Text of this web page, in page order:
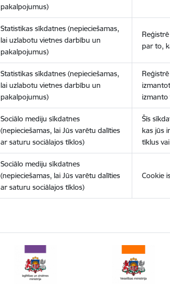
pakalpojumus)
Statistikas sīkdatnes (nepieciešamas,
lai uzlabotu vietnes darbību un
pakalpojumus)
par to,
Statistikas sīkdatnes (nepieciešamas,
lai uzlabotu vietnes darbību un
pakalpojumus)
izmanto
Sociālo mediju sīkdatnes
(nepieciešamas, lai Jūs varētu dalīties
ar saturu sociālajos tīklos)
Šīs
kas jūs
tīklus
Sociālo mediju sīkdatnes
(nepieciešamas, lai Jūs varētu dalīties
ar saturu sociālajos tīklos)
Cookie